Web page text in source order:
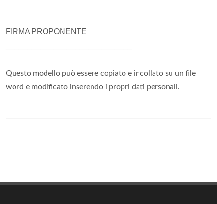
FIRMA PROPONENTE
Questo modello può essere copiato e incollato su un file
word e modificato inserendo i propri dati personali.